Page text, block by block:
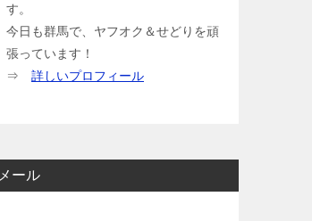
す。
今日も群馬で、ヤフオク＆せどりを頑
張っています！
⇒ 詳しいプロフィール
メール